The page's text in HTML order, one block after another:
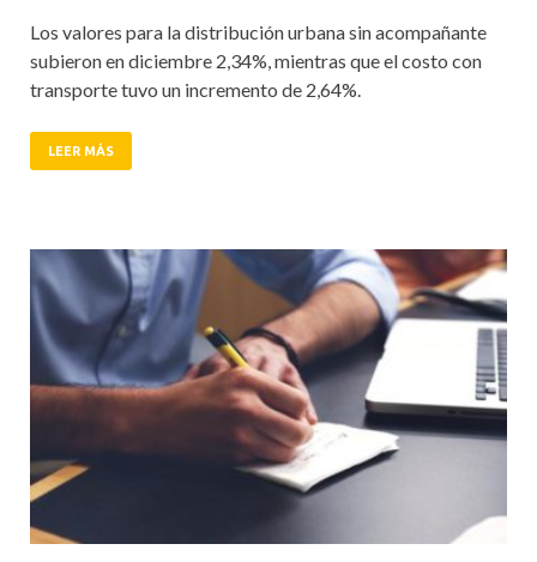
Los valores para la distribución urbana sin acompañante
subieron en diciembre 2,34%, mientras que el costo con
transporte tuvo un incremento de 2,64%.
LEER MÁS